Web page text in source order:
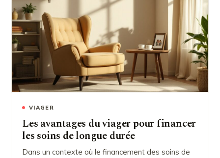
VIAGER
Les avantages du viager pour financer
les soins de longue durée
Dans un contexte où le financement des soins de